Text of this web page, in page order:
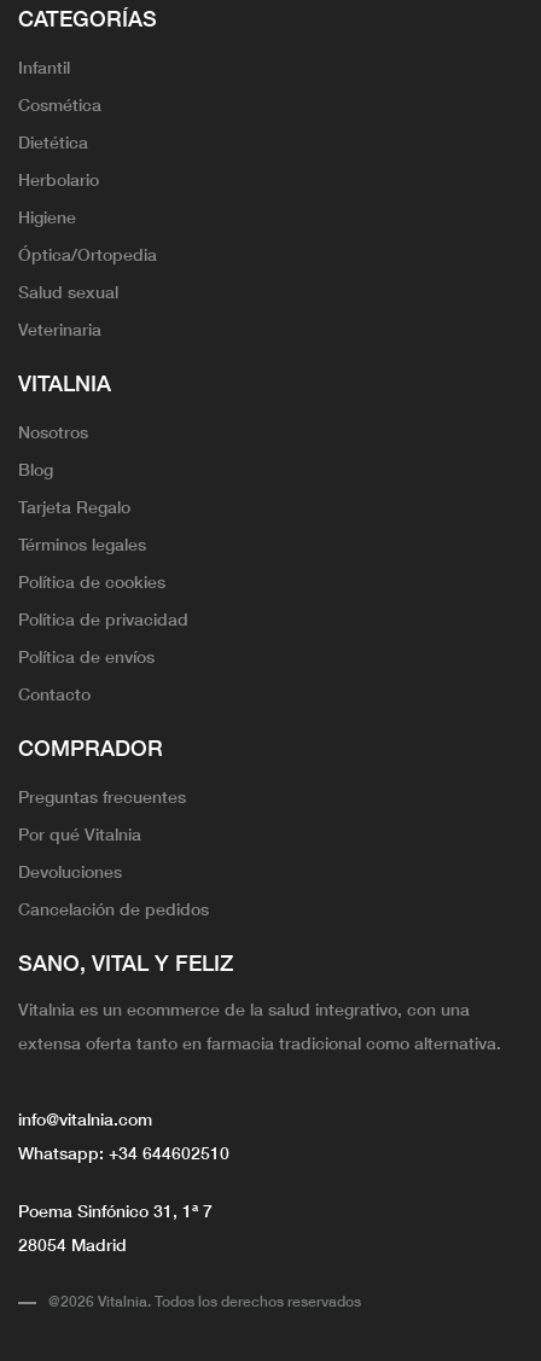
CATEGORÍAS
Infantil
Cosmética
Dietética
Herbolario
Higiene
Óptica/Ortopedia
Salud sexual
Veterinaria
VITALNIA
Nosotros
Blog
Tarjeta Regalo
Términos legales
Política de cookies
Política de privacidad
Política de envíos
Contacto
COMPRADOR
Preguntas frecuentes
Por qué Vitalnia
Devoluciones
Cancelación de pedidos
SANO, VITAL Y FELIZ
Vitalnia es un ecommerce de la salud integrativo, con una
extensa oferta tanto en farmacia tradicional como alternativa.
info@vitalnia.com
Whatsapp: +34 644602510
Poema Sinfónico 31, 1ª 7
28054 Madrid
@2026 Vitalnia. Todos los derechos reservados